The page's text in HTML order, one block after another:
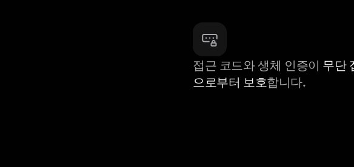
접근 코드와 생체 인증이 무단
으로부터 보호합니다.